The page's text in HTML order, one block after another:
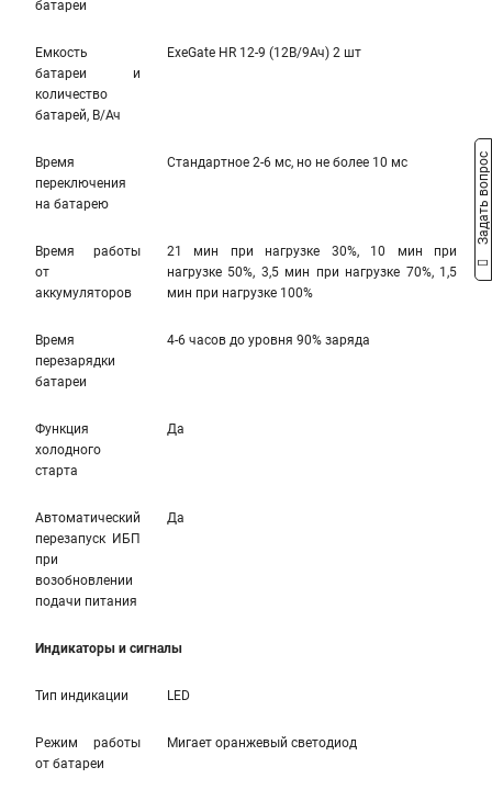
батареи
Емкость
батареи и
количество
батарей, В/Ач
ExeGate HR 12-9 (12В/9Ач) 2 шт
Время
переключения
на батарею
Стандартное 2-6 мс, но не более 10 мс
Время работы
от
аккумуляторов
21 мин при нагрузке 30%, 10 мин при
нагрузке 50%, 3,5 мин при нагрузке 70%, 1,5
мин при нагрузке 100%
Время
перезарядки
батареи
4-6 часов до уровня 90% заряда
Функция
холодного
старта
Да
Автоматический
перезапуск ИБП
при
возобновлении
подачи питания
Да
Индикаторы и сигналы
Тип индикации LED
Режим работы
от батареи
Мигает оранжевый светодиод
Задать вопрос